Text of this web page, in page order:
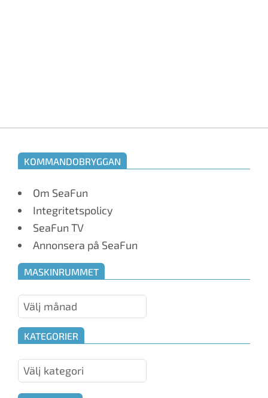
KOMMANDOBRYGGAN
Om SeaFun
Integritetspolicy
SeaFun TV
Annonsera på SeaFun
MASKINRUMMET
Maskinrummet
KATEGORIER
Kategorier